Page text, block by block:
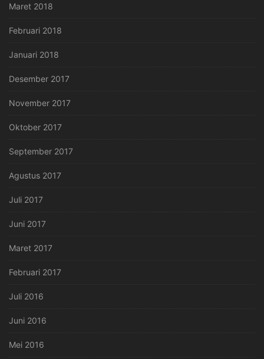
Maret 2018
Februari 2018
Januari 2018
Desember 2017
November 2017
Oktober 2017
September 2017
Agustus 2017
Juli 2017
Juni 2017
Maret 2017
Februari 2017
Juli 2016
Juni 2016
Mei 2016